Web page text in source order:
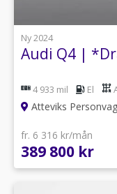
Ny 2024
Audi Q4 |
4 933 mil El
Atteviks
fr. 6 316 kr/mån
389 800 kr